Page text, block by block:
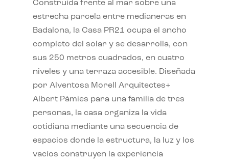
Construida frente al mar sobre una
estrecha parcela entre medianeras en
Badalona, la Casa PR21 ocupa el ancho
completo del solar y se desarrolla, con
sus 250 metros cuadrados, en cuatro
niveles y una terraza accesible. Diseñada
por Alventosa Morell Arquitectes+
Albert Pàmies para una familia de tres
personas, la casa organiza la vida
cotidiana mediante una secuencia de
espacios donde la estructura, la luz y los
vacíos construyen la experiencia